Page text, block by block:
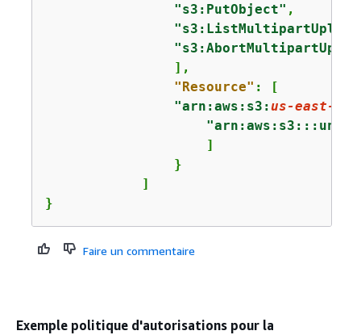
"s3:PutObject" ,
                ],
"Resource" : [
"arn:aws:s3:us-east-1
                    ]
                }
            ]
}
Faire un commentaire
Exemple politique d'autorisations pour la